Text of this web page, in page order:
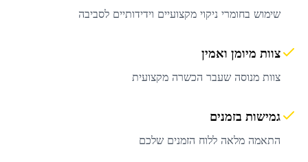
שימוש בחומרי ניקוי מקצועיים וידידותיים לסביבה
צוות מיומן ואמין
צוות מנוסה שעבר הכשרה מקצועית
גמישות בזמנים
התאמה מלאה ללוח הזמנים שלכם